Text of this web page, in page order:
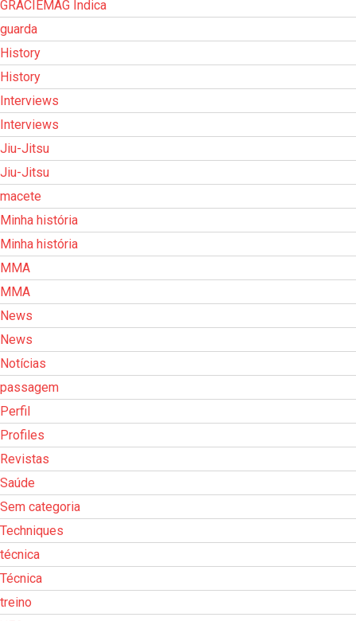
GRACIEMAG Indica
guarda
History
History
Interviews
Interviews
Jiu-Jitsu
Jiu-Jitsu
macete
Minha história
Minha história
MMA
MMA
News
News
Notícias
passagem
Perfil
Profiles
Revistas
Saúde
Sem categoria
Techniques
técnica
Técnica
treino